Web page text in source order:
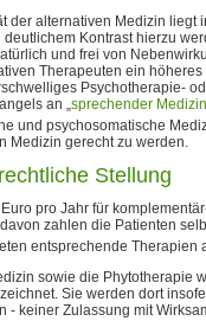
der alternativen Medizin liegt
deutlichem Kontrast hierzu
und frei von
Therapeuten ein
Psychotherapie-
an „sprechender Medizin
und psychosomatische
Medizin gerecht zu werden.
Stellung
pro Jahr für
zahlen die Patienten
entsprechende Therapien
sowie die Phytotherapie
Sie werden dort
- keiner Zulassung mit